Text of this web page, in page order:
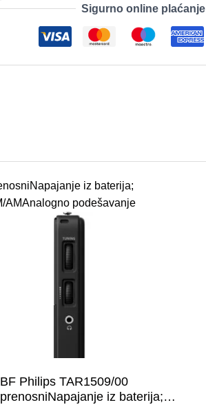
Sigurno online plaćanje
BF Philips TAR1509/00
prenosniNapajanje iz baterija;